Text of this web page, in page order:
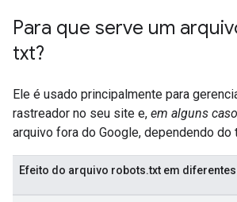
Para que serve um
txt?
Ele é usado principalmente para
rastreador no seu site e, em alguns
arquivo fora do Google, dependendo do
Efeito do arquivo robots.txt em